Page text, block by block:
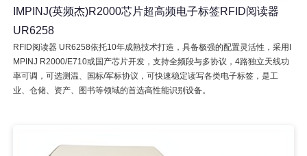
IMPINJ(英频杰)R2000芯片超高频电子标签RFID阅读器
UR6258
RFID阅读器 UR6258依托10年成熟技术打造，具备极强的配置灵活性，采用I
MPINJ R2000/E710或国产芯片开发，支持全频段与多协议，4路独立天线功
率可调，可选测温、国标/军标协议，可快速稳定读写各类电子标签，是工
业、仓储、资产、图书等领域的首选高性能识别设备。